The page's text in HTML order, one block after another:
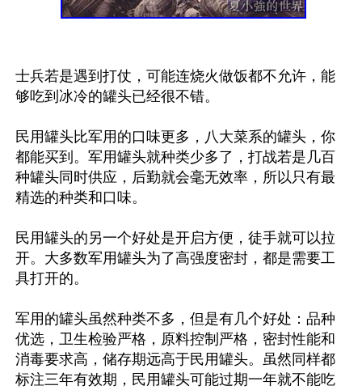
士兵若是遇到打仗，可能连烧火做饭都不允许，能
够吃到冰冷的罐头已经很不错。
民用罐头比军用的口味更多，八大菜系的罐头，你
都能买到。军用罐头就种类少多了，打战若是几百
种罐头同时供应，后勤就会毫无效率，所以只有最
精选的种类和口味。
民用罐头的另一个好处是开启方便，徒手就可以拉
开。大多数军用罐头为了高强度密封，都是需要工
具打开的。
军用的罐头虽然种类不多，但是有几个好处：品种
优选，卫生检验严格，原料控制严格，密封性能和
消毒要求高，储存期远高于民用罐头。虽然同样都
标注三年有效期，民用罐头可能过期一年就不能吃